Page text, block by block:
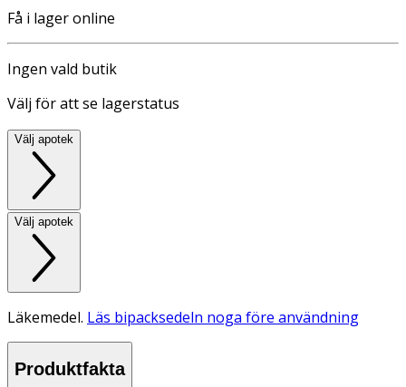
Få i lager online
Ingen vald butik
Välj för att se lagerstatus
Välj apotek
Välj apotek
Läkemedel. Läs bipacksedeln noga före användning
Produktfakta